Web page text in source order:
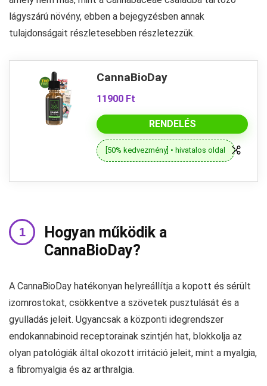
lágyszárú növény, ebben a bejegyzésben annak
tulajdonságait részletesebben részletezzük.
CannaBioDay
11900 Ft
RENDELÉS
[50% kedvezmény] • hivatalos oldal
Hogyan működik a
CannaBioDay?
A CannaBioDay hatékonyan helyreállítja a kopott és sérült
izomrostokat, csökkentve a szövetek pusztulását és a
gyulladás jeleit. Ugyancsak a központi idegrendszer
endokannabinoid receptorainak szintjén hat, blokkolja az
olyan patológiák által okozott irritáció jeleit, mint a myalgia,
a fibromyalgia és az arthralgia.